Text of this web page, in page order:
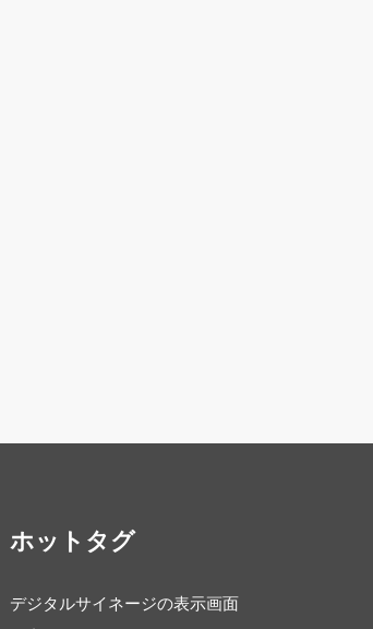
ホットタグ
デジタルサイネージの表示画面